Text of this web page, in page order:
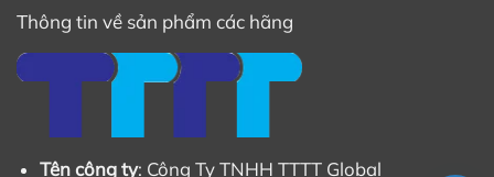
Thông tin về sản phẩm các hãng
Tên công ty: Công Ty TNHH TTTT Global